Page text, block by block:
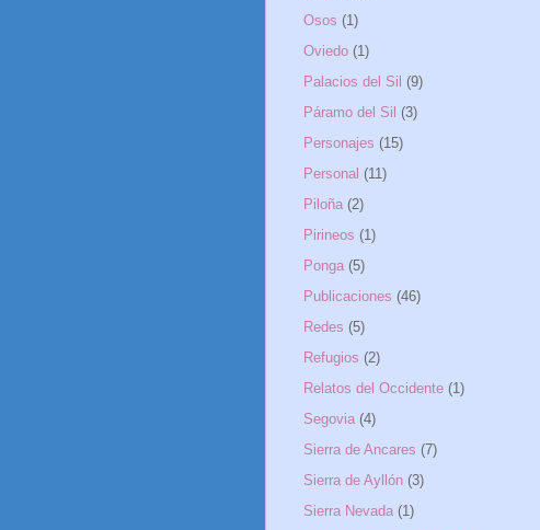
Osos (1)
Oviedo (1)
Palacios del Sil (9)
Páramo del Sil (3)
Personajes (15)
Personal (11)
Piloña (2)
Pirineos (1)
Ponga (5)
Publicaciones (46)
Redes (5)
Refugios (2)
Relatos del Occidente (1)
Segovia (4)
Sierra de Ancares (7)
Sierra de Ayllón (3)
Sierra Nevada (1)